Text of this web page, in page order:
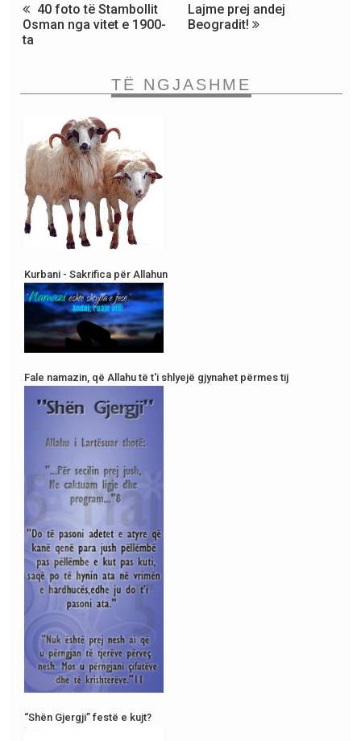
40 foto të Stambollit
Osman nga vitet e 1900-
ta
Lajme prej andej
Beogradit!
TË NGJASHME
Kurbani - Sakrifica për Allahun
Fale namazin, që Allahu të t'i shlyejë gjynahet përmes tij
“Shën Gjergji” festë e kujt?